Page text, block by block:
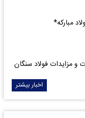
و مزایدات فولاد سنگان
اخبار بیشتر